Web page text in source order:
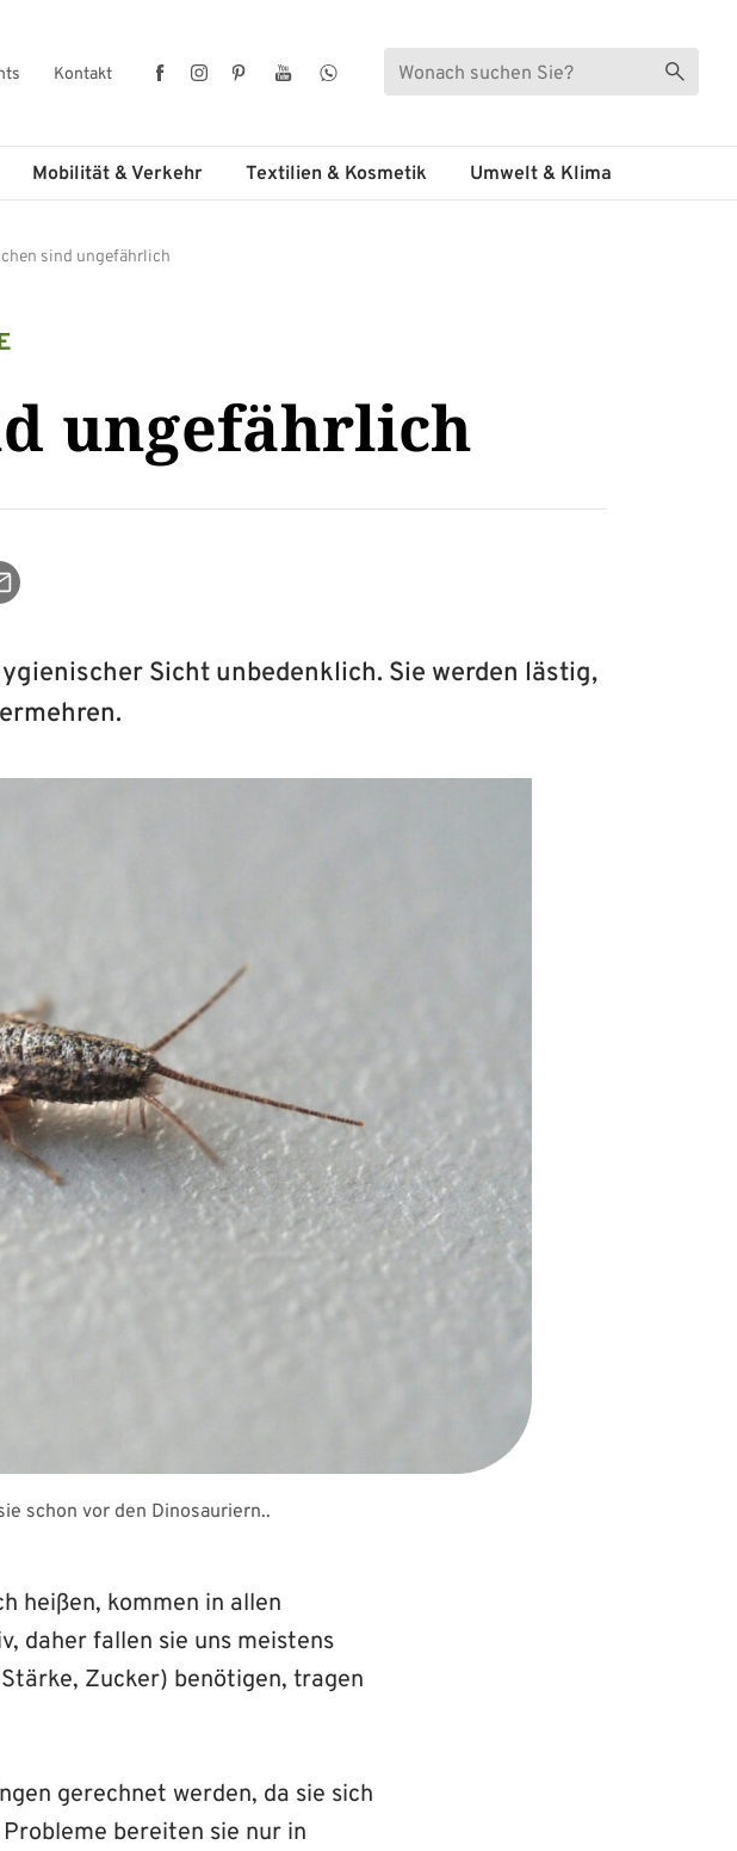
Kontakt Facebook
Instagram
Pinterest
YouTubeWhatsApp
Suche Suche
Mobilität & Verkehr Textilien & Kosmetik Umwelt & Klima
sind ungefährlich
ungefährlich
teilenteilen
Mail senden
Sicht unbedenklich. Sie werden lästig,
schon vor den Dinosauriern..
heißen, kommen in allen
daher fallen sie uns meistens
Zucker) benötigen, tragen
gerechnet werden, da sie sich
bereiten sie nur in